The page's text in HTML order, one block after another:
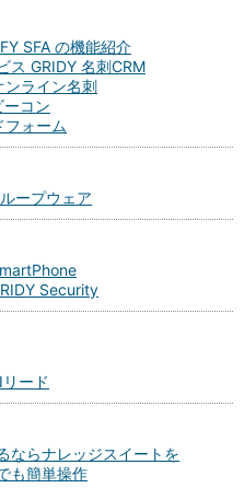
SFA の機能紹介
ス GRIDY 名刺CRM
ンライン名刺
ーコン
フォーム
ープウェア
Security
ード
ならナレッジスイートを
も簡単操作